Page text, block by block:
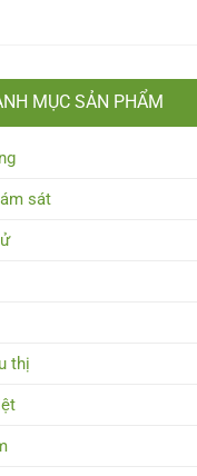
MỤC SẢN PHẨM
sát
thị